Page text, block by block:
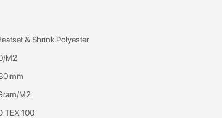
& Shrink Polyester
M2
mm
M2
TEX 100